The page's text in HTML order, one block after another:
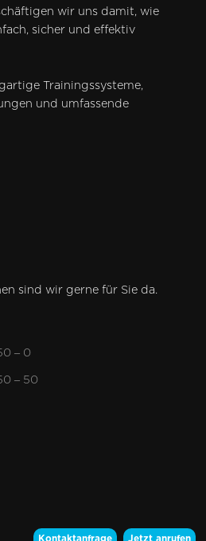
wir uns damit, wie
sicher und effektiv
Trainingssysteme,
und umfassende
sind wir gerne für Sie da.
– 0
– 50
Kontaktanfrage Jetzt anrufen